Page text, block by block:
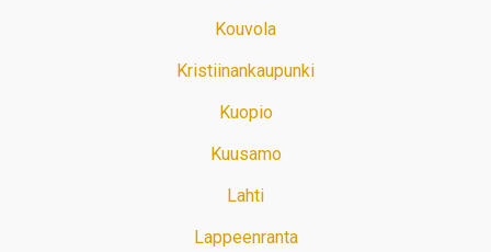
Kouvola
Kristiinankaupunki
Kuopio
Kuusamo
Lahti
Lappeenranta